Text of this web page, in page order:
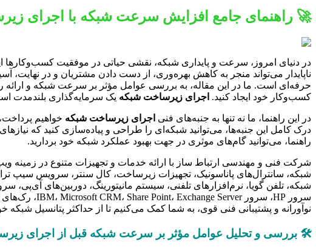
🚀 راهنمای جامع افزایش سرعت شبکه با اجرای
در دنیای امروز، سرعت و پایداری شبکه، نقشی حیاتی در موفقیت کسب‌وکارها
ناپایدار می‌تواند منجر به کاهش بهره‌وری، از دست دادن مشتریان و در نهایت،
حرفه‌ای است. ما در این مقاله، به بررسی عوامل مؤثر بر سرعت شبکه و ارائه
کسب‌وکار خود ایجاد کنید. اجرای زیرساخت شبکه یک سرمایه‌گذاری بلندمدت
در این راهنما، ما نه تنها به جنبه‌های فنی اجرای زیرساخت شبکه خواهیم
درک کامل این جنبه‌ها، می‌توانید شبکه‌ای را طراحی و پیاده‌سازی کنید که
راهنما، می‌توانید گام‌های موثری در جهت بهبود عملکرد شبکه خود بردارید.
شرکت فنی و مهندسی ارتباط ساز با ارائه خدمات و تجهیزات متنوع در زمینه
شبکه، تلفن گویا، نرم‌افزارهای تلفنی، سیستم مانیتورینگ، دوربین‌های
سرور HP، سرور IBM، Microsoft CRM، Share Point، Exchange Server، رک‌های دیواری و رک‌های ایستاده، همه در اختیار شما هستند تا یک
نوآورانه و پشتیبانی فنی قوی، به شما کمک می‌کنیم تا از حداکثر پتانسیل شبکه
🛠️ بررسی و تحلیل عوامل مؤثر بر سرعت شبکه قبل از اجرای